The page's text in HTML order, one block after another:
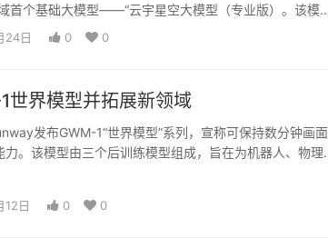
首个基础大模型——“云宇星空大模型（专业版）。该模
24日 0 0
界模型并拓展新领域
发布GWM-1“世界模型”系列，宣称可保持数分钟画
力。该模型由三个后训练模型组成，旨在为机器人、物理
12日 0 0